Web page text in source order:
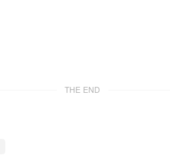
THE END